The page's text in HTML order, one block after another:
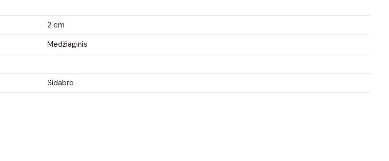
2 cm
Medžiaginis
Sidabro